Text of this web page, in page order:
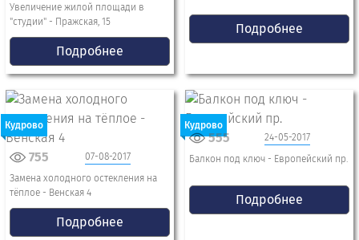
Увеличение жилой площади в
"студии" - Пражская, 15
Подробнее
Подробнее
Кудрово
07-08-2017
755
Замена холодного остекления на
тёплое - Венская 4
Подробнее
Кудрово
24-05-2017
555
Балкон под ключ - Европейский пр.
Подробнее